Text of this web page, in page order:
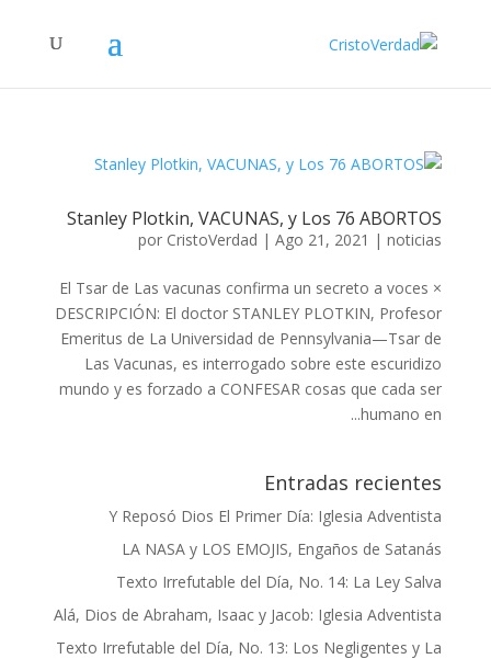
Stanley Plotkin, VACUNAS, y Los 76 ABORTOS
por CristoVerdad |Ago 21, 2021 |noticias
El Tsar de Las vacunas confirma un secreto a voces ×
DESCRIPCIÓN: El doctor STANLEY PLOTKIN, Profesor
Emeritus de La Universidad de Pennsylvania—Tsar de
Las Vacunas, es interrogado sobre este escuridizo
mundo y es forzado a CONFESAR cosas que cada ser
humano en...
Entradas recientes
Y Reposó Dios El Primer Día: Iglesia Adventista
LA NASA y LOS EMOJIS, Engaños de Satanás
Texto Irrefutable del Día, No. 14: La Ley Salva
Alá, Dios de Abraham, Isaac y Jacob: Iglesia Adventista
Texto Irrefutable del Día, No. 13: Los Negligentes y La